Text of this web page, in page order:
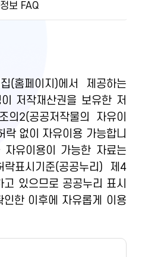
보 FAQ
(홈페이지)에서 제공하는
저작재산권을 보유한 저
의2(공공저작물의 자유이
락 없이 자유이용 가능합니
유이용이 가능한 자료는
락표시기준(공공누리) 제4
있으므로 공공누리 표시
한 이후에 자유롭게 이용